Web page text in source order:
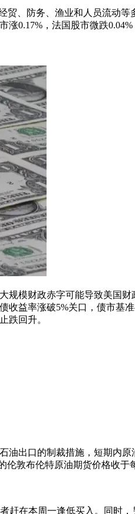
、防务、渔业和人员流动
0.17%，法国股市微跌0.04%
模财政赤字可能导致美国
收益率涨破5%关口，债市
跌回升。
出口的制裁措施，短期内
敦布伦特原油期货价格收于
赶在本周一逢低买入。同时